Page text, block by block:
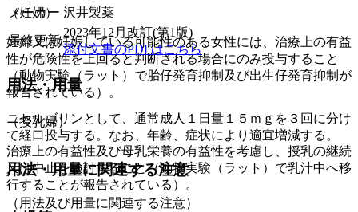
（妊婦）
妊婦又は妊娠している可能性のある女性には、治療上の有益
性が危険性を上回ると判断される場合にのみ投与すること
（動物実験（ラット）で胎仔発育抑制及び出生仔発育抑制が
報告されている）。
（授乳婦）
治療上の有益性及び母乳栄養の有益性を考慮し、授乳の継続
又は中止を検討すること（動物実験（ラット）で乳汁中へ移
行することが報告されている）。
メーカー 沢井製薬
最終更新
2023年12月改訂(第1版)
添付文書のPDFはこちら
用法・用量
ニセルゴリンとして、通常成人１日量１５ｍｇを３回に分け
て経口投与する。なお、年齢、症状により適宜増減する。
用法・用量に関連する注意
（用法及び用量に関連する注意）